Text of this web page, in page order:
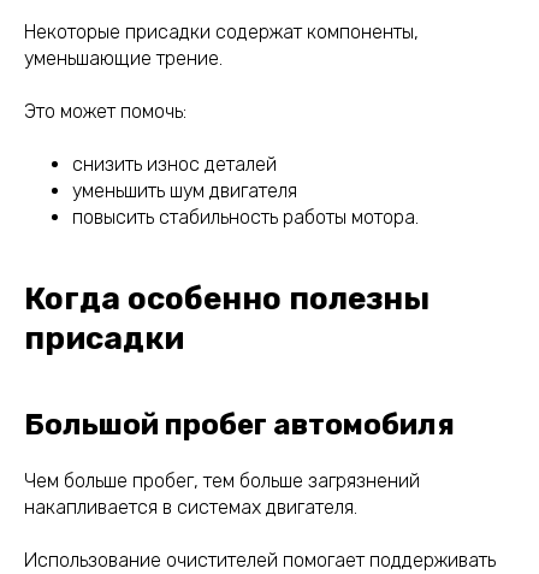
Некоторые присадки содержат компоненты,
уменьшающие трение.
Это может помочь:
снизить износ деталей
уменьшить шум двигателя
повысить стабильность работы мотора.
Когда особенно полезны
присадки
Большой пробег автомобиля
Чем больше пробег, тем больше загрязнений
накапливается в системах двигателя.
Использование очистителей помогает поддерживать